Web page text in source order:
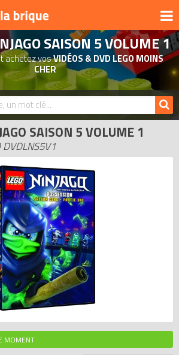
UNIVERS
PRODUITS DÉRIVÉS
NOUVEAUTÉS
LEGO 2026
BONS PLANS
ACTUALITÉS
DE FANS
EXPOSITIONS LEGO
LES PLUS CHERS
LEGO AJOUTÉS
SAISON 5 VOLUME 1
achetez vosVIDÉOS & DVD LEGO MOINS
CHER
SAISON 5 VOLUME 1
MOMENT